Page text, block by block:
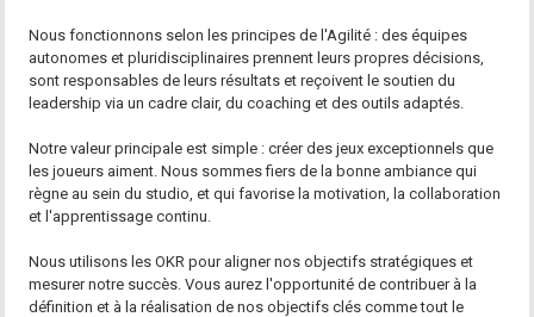
Nous fonctionnons selon les principes de l'Agilité : des équipes
autonomes et pluridisciplinaires prennent leurs propres décisions,
sont responsables de leurs résultats et reçoivent le soutien du
leadership via un cadre clair, du coaching et des outils adaptés.
Notre valeur principale est simple : créer des jeux exceptionnels que
les joueurs aiment. Nous sommes fiers de la bonne ambiance qui
règne au sein du studio, et qui favorise la motivation, la collaboration
et l'apprentissage continu.
Nous utilisons les OKR pour aligner nos objectifs stratégiques et
mesurer notre succès. Vous aurez l'opportunité de contribuer à la
définition et à la réalisation de nos objectifs clés comme tout le